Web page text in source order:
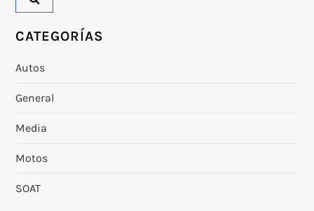
CATEGORÍAS
Autos
General
Media
Motos
SOAT